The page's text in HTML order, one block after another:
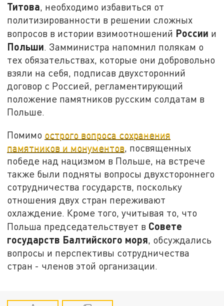
Титова, необходимо избавиться от
политизированности в решении сложных
вопросов в истории взимоотношений России и
Польши. Замминистра напомнил полякам о
тех обязательствах, которые они добровольно
взяли на себя, подписав двухсторонний
договор с Россией, регламентирующий
положение памятников русским солдатам в
Польше.
Помимо острого вопроса сохранения
памятников и монументов, посвященных
победе над нацизмом в Польше, на встрече
также были подняты вопросы двухстороннего
сотрудничества государств, поскольку
отношения двух стран переживают
охлаждение. Кроме того, учитывая то, что
Польша председательствует в Совете
государств Балтийского моря, обсуждались
вопросы и перспективы сотрудничества
стран - членов этой организации.